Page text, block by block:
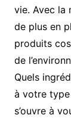
vie. Avec la
de plus en
produits
de
Quels
à votre type
s’ouvre à